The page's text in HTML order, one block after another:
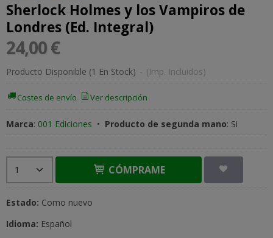
Sherlock Holmes y los Vampiros de
Londres (Ed. Integral)
24,00 €
Producto Disponible (1 En Stock) - (Imp. Incluidos)
Costes de envío Ver descripción
Marca: 001 Ediciones • Producto de segunda mano: Si
CÓMPRAME
Estado: Como nuevo
Idioma: Español